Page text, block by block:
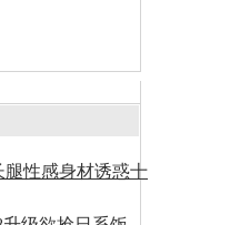
性感身材诱惑十